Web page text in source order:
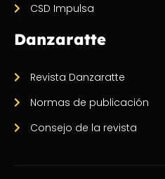
CSD Impulsa
Danzaratte
Revista Danzaratte
Normas de publicación
Consejo de la revista